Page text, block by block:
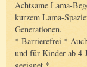
Achtsame Lama-
kurzem Lama-
Generationen.
* Barrierefrei *
und für Kinder ab 4